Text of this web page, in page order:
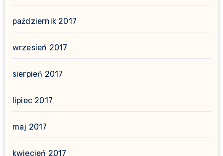
październik 2017
wrzesień 2017
sierpień 2017
lipiec 2017
maj 2017
kwiecień 2017